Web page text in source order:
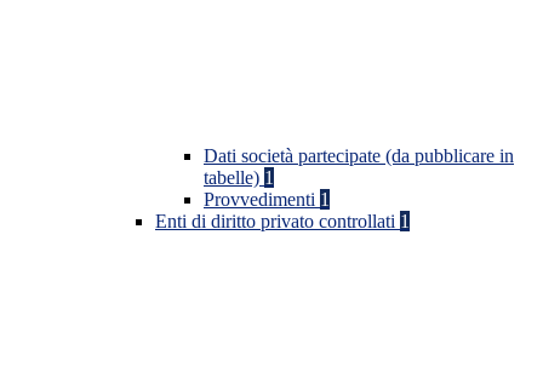
Dati società partecipate (da pubblicare in
tabelle) 1
Provvedimenti 1
Enti di diritto privato controllati 1